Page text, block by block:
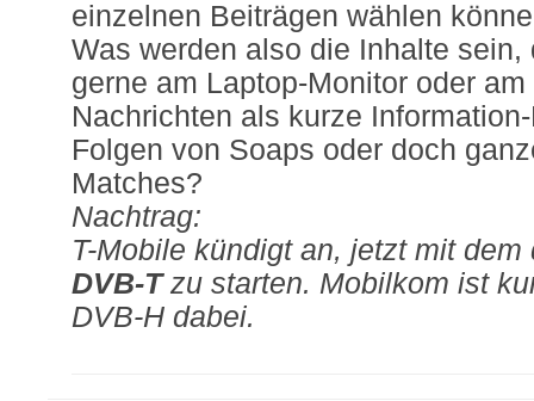
einzelnen Beiträgen wählen
Was werden also die Inhalte
gerne am Laptop-Monitor oder
Nachrichten als kurze
Folgen von Soaps oder doch
Matches?
Nachtrag:
T-Mobile kündigt an, jetzt mit
DVB-Tzu starten. Mobilkom ist
DVB-H dabei.